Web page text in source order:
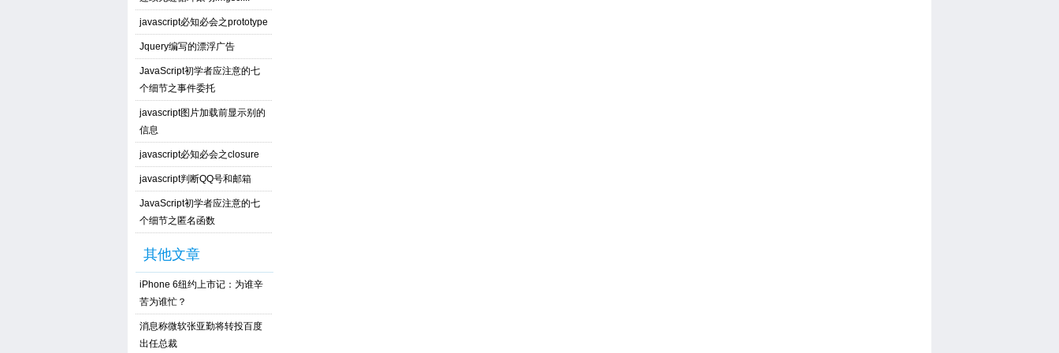
javascript必知必会之prototype
Jquery编写的漂浮广告
JavaScript初学者应注意的七
个细节之事件委托
javascript图片加载前显示别的
信息
javascript必知必会之closure
javascript判断QQ号和邮箱
JavaScript初学者应注意的七
个细节之匿名函数
其他文章
iPhone 6纽约上市记：为谁辛
苦为谁忙？
消息称微软张亚勤将转投百度
出任总裁